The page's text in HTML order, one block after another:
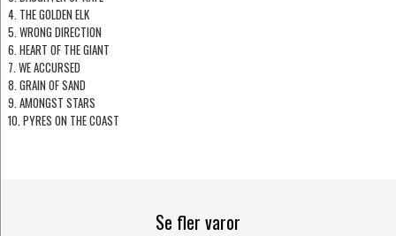
4. THE GOLDEN ELK
5. WRONG DIRECTION
6. HEART OF THE GIANT
7. WE ACCURSED
8. GRAIN OF SAND
9. AMONGST STARS
10. PYRES ON THE COAST
Se fler varor